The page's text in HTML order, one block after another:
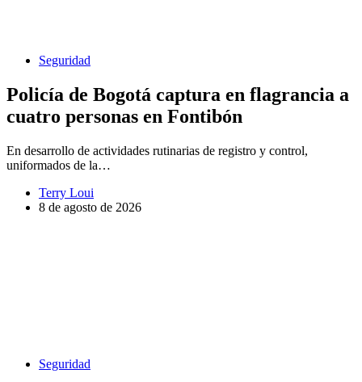
Seguridad
Policía de Bogotá captura en flagrancia a
cuatro personas en Fontibón
En desarrollo de actividades rutinarias de registro y control,
uniformados de la…
Terry Loui
8 de agosto de 2026
Seguridad